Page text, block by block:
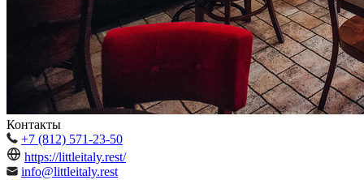
Контакты
+7 (812) 571-23-50
https://littleitaly.rest/
info@littleitaly.rest